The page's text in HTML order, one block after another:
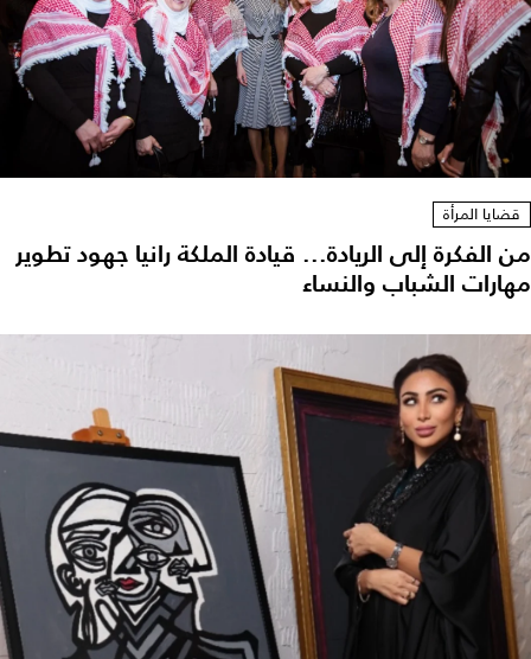
قضايا المرأة
من الفكرة إلى الريادة... قيادة الملكة رانيا جهود تطوير
مهارات الشباب والنساء